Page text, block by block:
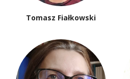
Tomasz Fiałkowski